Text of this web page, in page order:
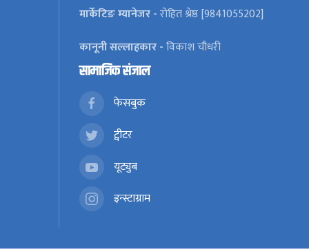
मार्केटिङ म्यानेजर -रोहित श्रेष्ठ [9841055202]
कानूनी सल्लाहकार -विकाश चौधरी
सामाजिक संजाल
फेसबुक
ट्वीटर
यूट्युब
इन्स्टाग्राम